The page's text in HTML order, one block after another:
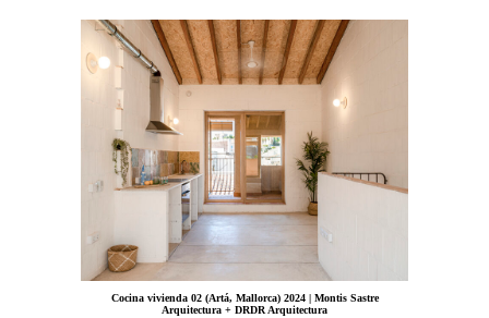
Cocina vivienda 02 (Artá, Mallorca) 2024 | Montis Sastre
Arquitectura + DRDR Arquitectura